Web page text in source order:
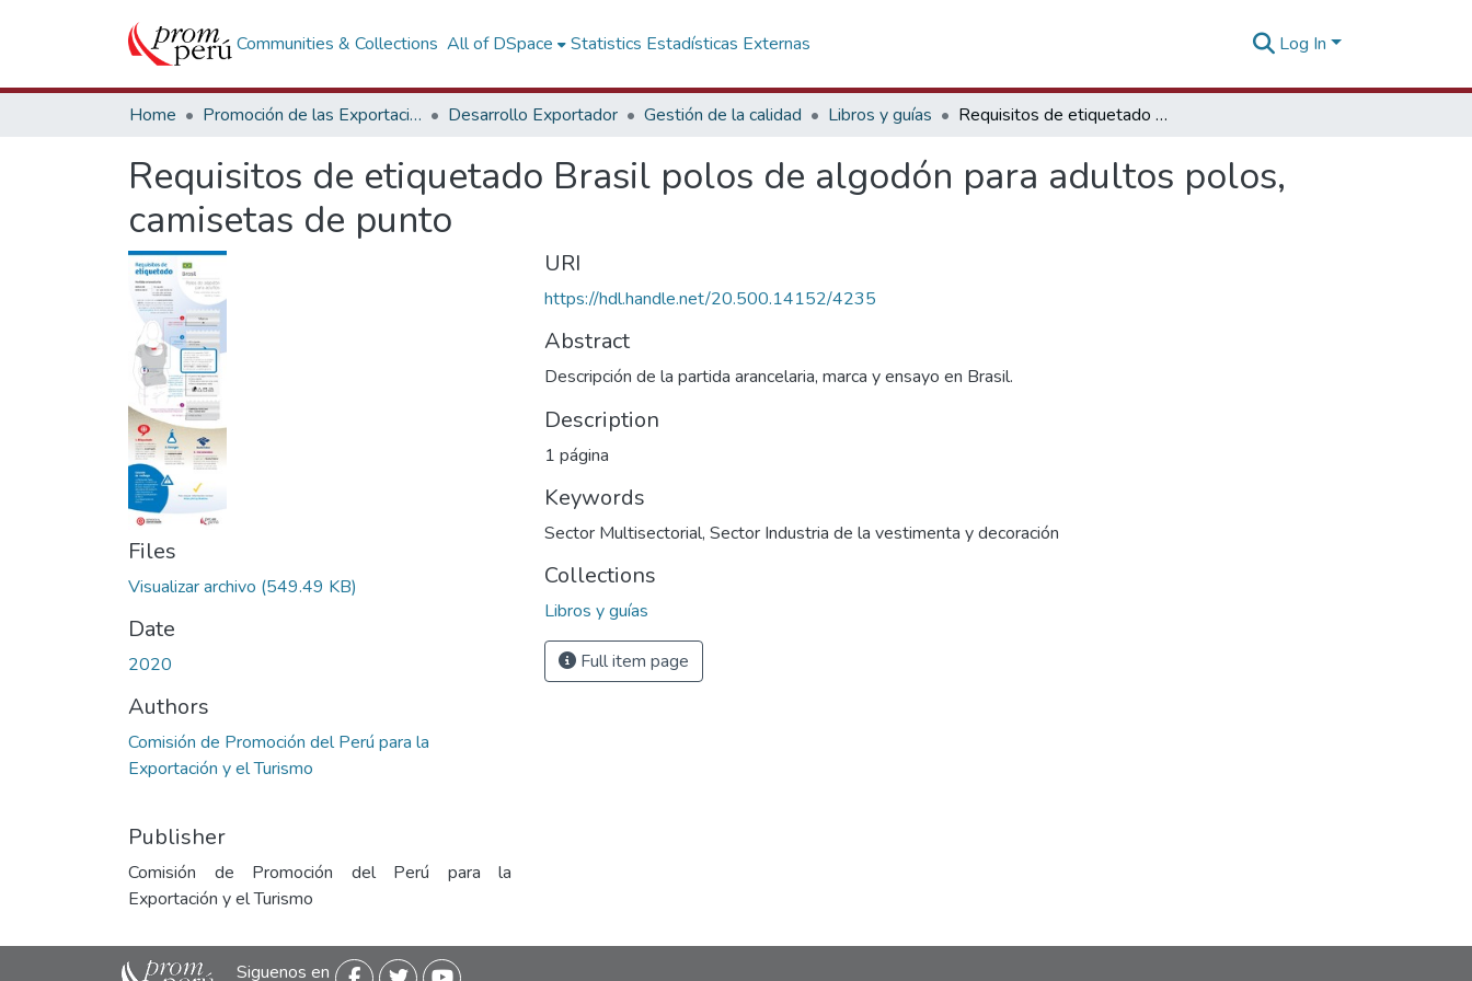
Communities & Collections All of DSpace Statistics Estadísticas Externas Log In
Home Promoción de las Exportaciones Desarrollo Exportador Gestión de la calidad Libros y guías Requisitos de etiquetado Brasil polos de algodón para adultos polos, camisetas de punto
Requisitos de etiquetado Brasil polos de algodón para adultos polos,
camisetas de punto
Files
Visualizar archivo (549.49 KB)
Date
2020
Authors
Comisión de Promoción del Perú para la
Exportación y el Turismo
Publisher
Comisión de Promoción del Perú para la
Exportación y el Turismo
URI
https://hdl.handle.net/20.500.14152/4235
Abstract
Descripción de la partida arancelaria, marca y ensayo en Brasil.
Description
1 página
Keywords
Sector Multisectorial, Sector Industria de la vestimenta y decoración
Collections
Libros y guías
Full item page
Siguenos en